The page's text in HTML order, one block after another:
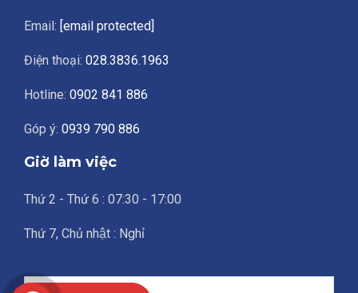
Email: [email protected]
Điện thoại: 028.3836.1963
Hotline: 0902 841 886
Góp ý: 0939 790 886
Giờ làm việc
Thứ 2 - Thứ 6 : 07:30 - 17:00
Thứ 7, Chủ nhật : Nghỉ